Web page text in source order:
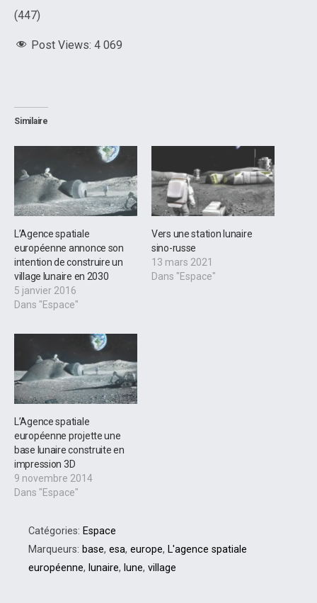
(447)
Post Views: 4 069
Similaire
L’Agence spatiale
européenne annonce son
intention de construire un
village lunaire en 2030
5 janvier 2016
Dans "Espace"
Vers une station lunaire
sino-russe
13 mars 2021
Dans "Espace"
L’Agence spatiale
européenne projette une
base lunaire construite en
impression 3D
9 novembre 2014
Dans "Espace"
Catégories: Espace
Marqueurs: base, esa, europe, L'agence spatiale
européenne, lunaire, lune, village